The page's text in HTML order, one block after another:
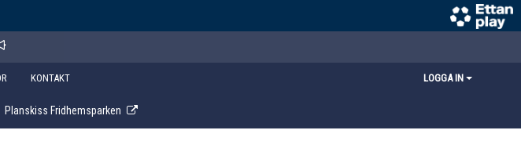
KONTAKT LOGGA IN
Planskiss Fridhemsparken